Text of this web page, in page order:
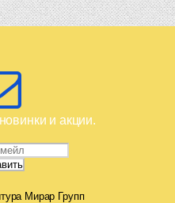
и акции.
Мирар Групп